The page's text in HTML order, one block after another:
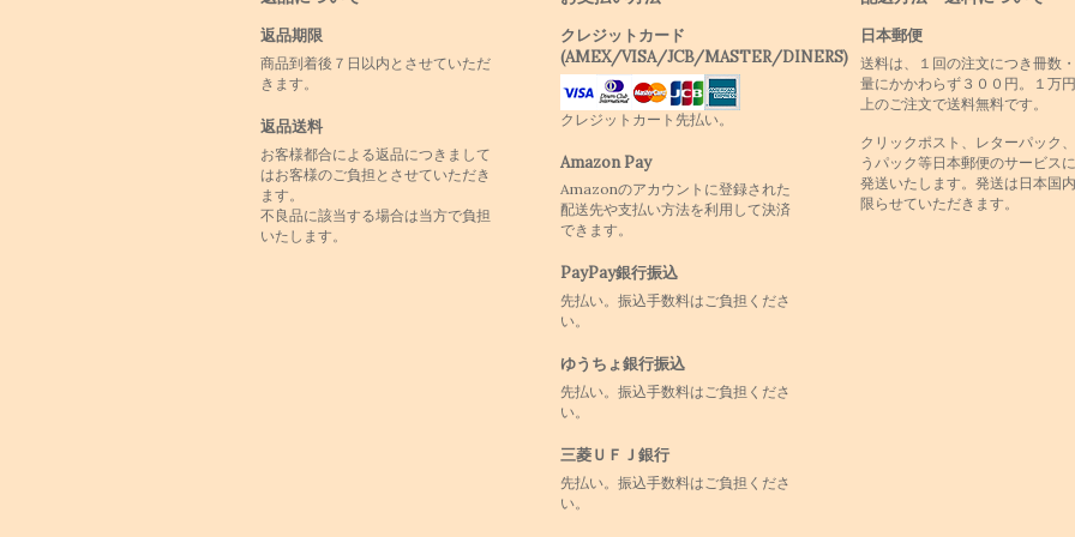
返品期限
商品到着後７日以内とさせていただ
きます。
返品送料
お客様都合による返品につきまして
はお客様のご負担とさせていただき
ます。
不良品に該当する場合は当方で負担
いたします。
クレジットカード
(AMEX/VISA/JCB/MASTER/DINERS)
クレジットカート先払い。
Amazon Pay
Amazonのアカウントに登録された
配送先や支払い方法を利用して決済
できます。
PayPay銀行振込
先払い。振込手数料はご負担くださ
い。
ゆうちょ銀行振込
先払い。振込手数料はご負担くださ
い。
三菱ＵＦＪ銀行
先払い。振込手数料はご負担くださ
い。
日本郵便
送料は、１回の注文につき冊数
量にかかわらず３００円。１万
上のご注文で送料無料です。
クリックポスト、レターパック
うパック等日本郵便のサービス
発送いたします。発送は日本国
限らせていただきます。